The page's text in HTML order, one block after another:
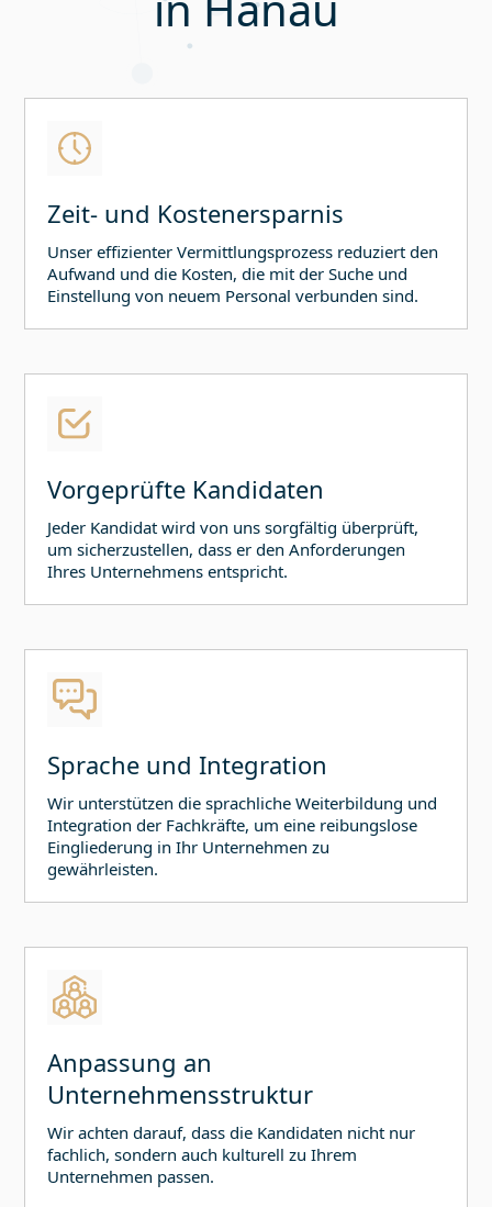
Zeit- und Kostenersparnis
Unser effizienter Vermittlungsprozess reduziert den
Aufwand und die Kosten, die mit der Suche und
Einstellung von neuem Personal verbunden sind.
Vorgeprüfte Kandidaten
Jeder Kandidat wird von uns sorgfältig überprüft,
um sicherzustellen, dass er den Anforderungen
Ihres Unternehmens entspricht.
Sprache und Integration
Wir unterstützen die sprachliche Weiterbildung und
Integration der Fachkräfte, um eine reibungslose
Eingliederung in Ihr Unternehmen zu
gewährleisten.
Anpassung an
Unternehmensstruktur
Wir achten darauf, dass die Kandidaten nicht nur
fachlich, sondern auch kulturell zu Ihrem
Unternehmen passen.